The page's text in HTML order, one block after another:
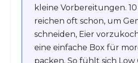
kleine Vorbereitungen.
reichen oft schon, um
schneiden, Eier
eine einfache Box für
packen. So fühlt sich Low